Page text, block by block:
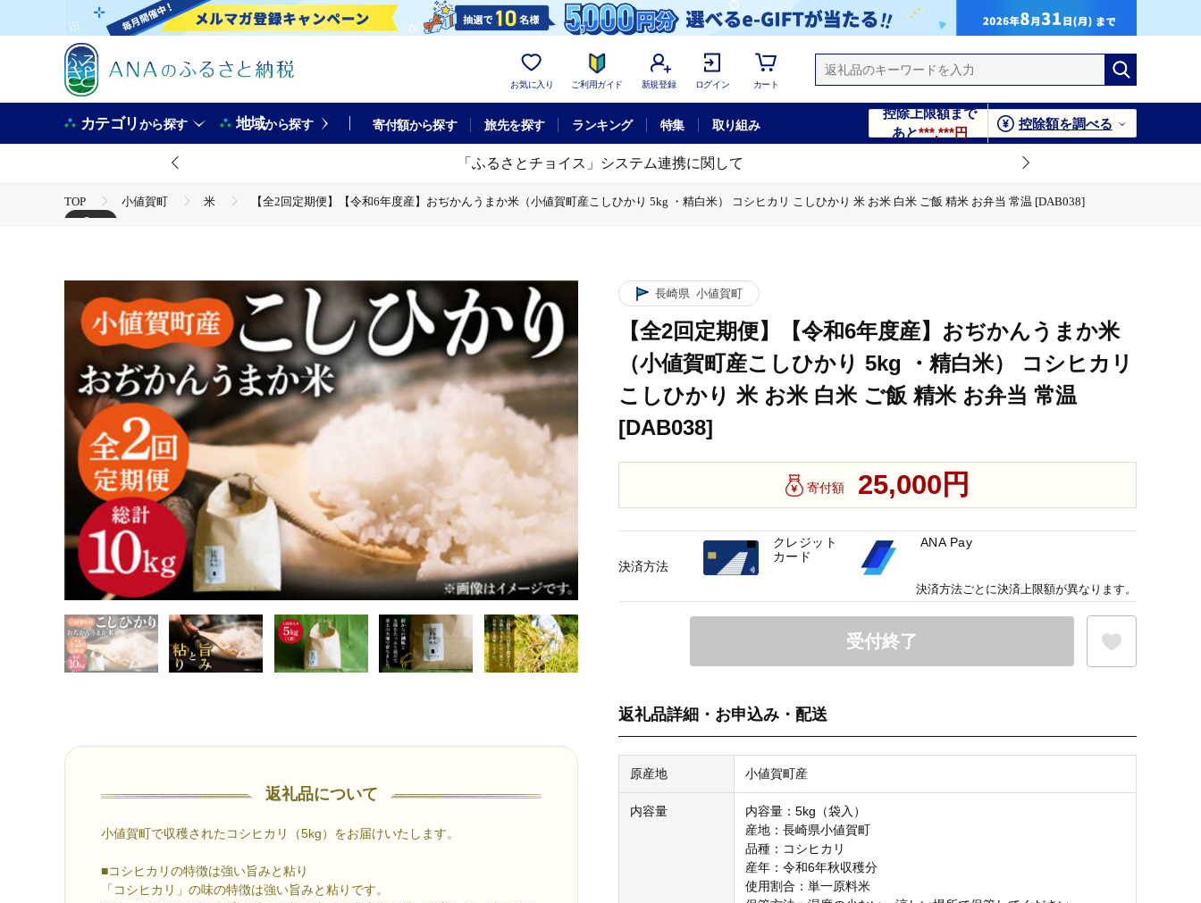
お気に入り ご利用ガイド 新規登録 ログイン カート
カテゴリから探す 地域から探す 寄付額から探す 旅先を探す ランキング 特集 取り組み
控除上限額まで
あと***,***円
控除額を調べる
「ふるさとチョイス」システム連携に関して
TOP 小値賀町 米 【全2回定期便】【令和6年度産】おぢかんうまか米（小値賀町産こしひかり 5kg ・精白米） コシヒカリ こしひかり 米 お米 白米 ご飯 精米 お弁当 常温 [DAB038]
+3
【全2回定期便】【令和6年度産】おぢかんうまか米（小値賀町産こしひかり 5kg ・精白米） コシヒカリ こしひかり 米 お米 白米 ご飯 精米 お弁当 常温 [DAB038]
返礼品について
小値賀町で収穫されたコシヒカリ（5kg）をお届けいたします。
■コシヒカリの特徴は強い旨みと粘り
「コシヒカリ」の味の特徴は強い旨みと粘りです。
長崎県 小値賀町
【全2回定期便】【令和6年度産】おぢかんうまか米
（小値賀町産こしひかり 5kg ・精白米） コシヒカリ
こしひかり 米 お米 白米 ご飯 精米 お弁当 常温
[DAB038]
寄付額 25,000円
受付終了
返礼品詳細・お申込み・配送
原産地 小値賀町産
内容量
内容量：5kg（袋入）
産地：長崎県小値賀町
品種：コシヒカリ
産年：令和6年秋収穫分
使用割合：単一原料米
決済方法
クレジット
カード
ANA Pay
決済方法ごとに決済上限額が異なります。